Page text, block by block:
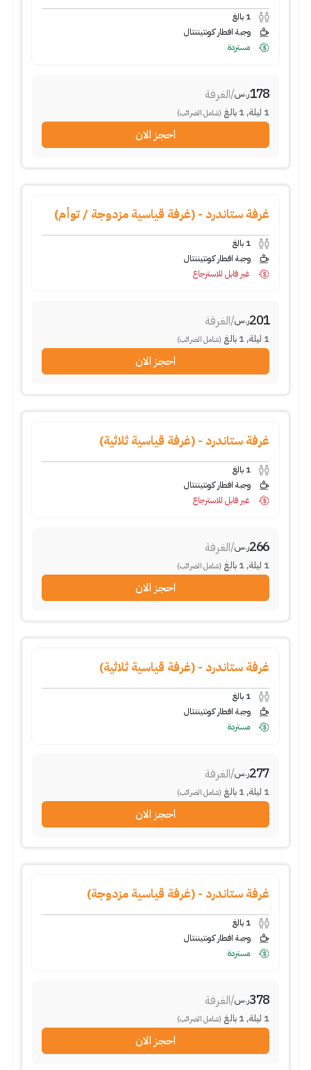
1 بالغ
وجبة افطار كونتيننتال
مستردة
178ر.س/الغرفة
1 ليلة,
1 بالغ (شامل الضرائب)
احجز الان
غرفة ستاندرد - (غرفة قياسية مزدوجة / توأم)
1 بالغ
وجبة افطار كونتيننتال
غير قابل للاسترجاع
201ر.س/الغرفة
1 ليلة,
1 بالغ (شامل الضرائب)
احجز الان
غرفة ستاندرد - (غرفة قياسية ثلاثية)
1 بالغ
وجبة افطار كونتيننتال
غير قابل للاسترجاع
266ر.س/الغرفة
1 ليلة,
1 بالغ (شامل الضرائب)
احجز الان
غرفة ستاندرد - (غرفة قياسية ثلاثية)
1 بالغ
وجبة افطار كونتيننتال
مستردة
277ر.س/الغرفة
1 ليلة,
1 بالغ (شامل الضرائب)
احجز الان
غرفة ستاندرد - (غرفة قياسية مزدوجة)
1 بالغ
وجبة افطار كونتيننتال
مستردة
378ر.س/الغرفة
1 ليلة,
1 بالغ (شامل الضرائب)
احجز الان